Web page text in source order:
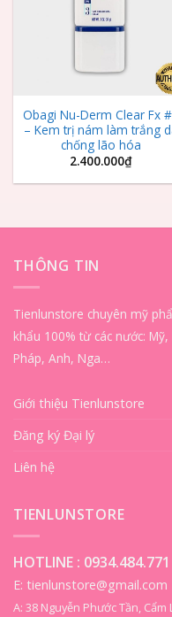
Obagi Nu-Derm Clear Fx
– Kem trị nám làm trắng
chống lão hóa
2.400.000₫
THÔNG TIN
Tienlunstore chuyên mỹ
khẩu 100% từ các nước:
Pháp, Anh, Nga…
Giới thiệu Tienlunstore
Đăng ký Đại lý
Liên hệ
TIENLUNSTORE
HOTLINE : 0934.484.771
E: tienlunstore@gmail.com
A: 38 Nguyễn Phước Tần, Cẩm